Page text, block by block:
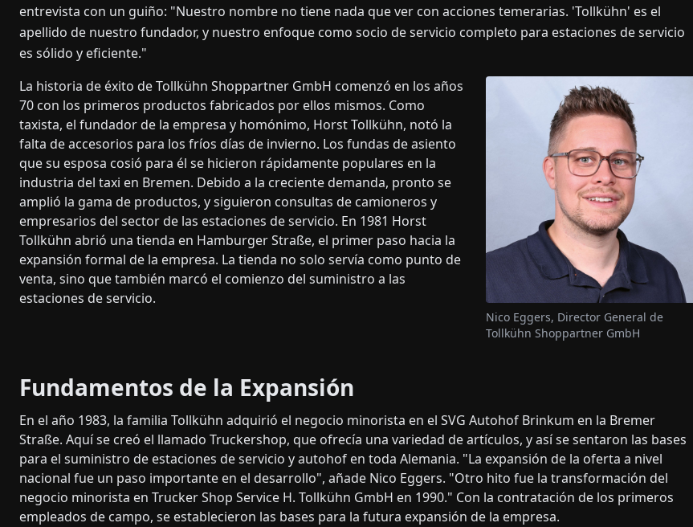
entrevista con un guiño: "Nuestro nombre no tiene nada que ver con acciones temerarias. 'Tollkühn' es el
apellido de nuestro fundador, y nuestro enfoque como socio de servicio completo para estaciones de servicio
es sólido y eficiente."
La historia de éxito de Tollkühn Shoppartner GmbH comenzó en los años
70 con los primeros productos fabricados por ellos mismos. Como
taxista, el fundador de la empresa y homónimo, Horst Tollkühn, notó la
falta de accesorios para los fríos días de invierno. Los fundas de asiento
que su esposa cosió para él se hicieron rápidamente populares en la
industria del taxi en Bremen. Debido a la creciente demanda, pronto se
amplió la gama de productos, y siguieron consultas de camioneros y
empresarios del sector de las estaciones de servicio. En 1981 Horst
Tollkühn abrió una tienda en Hamburger Straße, el primer paso hacia la
expansión formal de la empresa. La tienda no solo servía como punto de
venta, sino que también marcó el comienzo del suministro a las
estaciones de servicio.
Nico Eggers, Director General de
Tollkühn Shoppartner GmbH
Fundamentos de la Expansión
En el año 1983, la familia Tollkühn adquirió el negocio minorista en el SVG Autohof Brinkum en la Bremer
Straße. Aquí se creó el llamado Truckershop, que ofrecía una variedad de artículos, y así se sentaron las bases
para el suministro de estaciones de servicio y autohof en toda Alemania. "La expansión de la oferta a nivel
nacional fue un paso importante en el desarrollo", añade Nico Eggers. "Otro hito fue la transformación del
negocio minorista en Trucker Shop Service H. Tollkühn GmbH en 1990." Con la contratación de los primeros
empleados de campo, se establecieron las bases para la futura expansión de la empresa.